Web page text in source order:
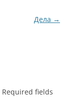
Дела →
Required fields